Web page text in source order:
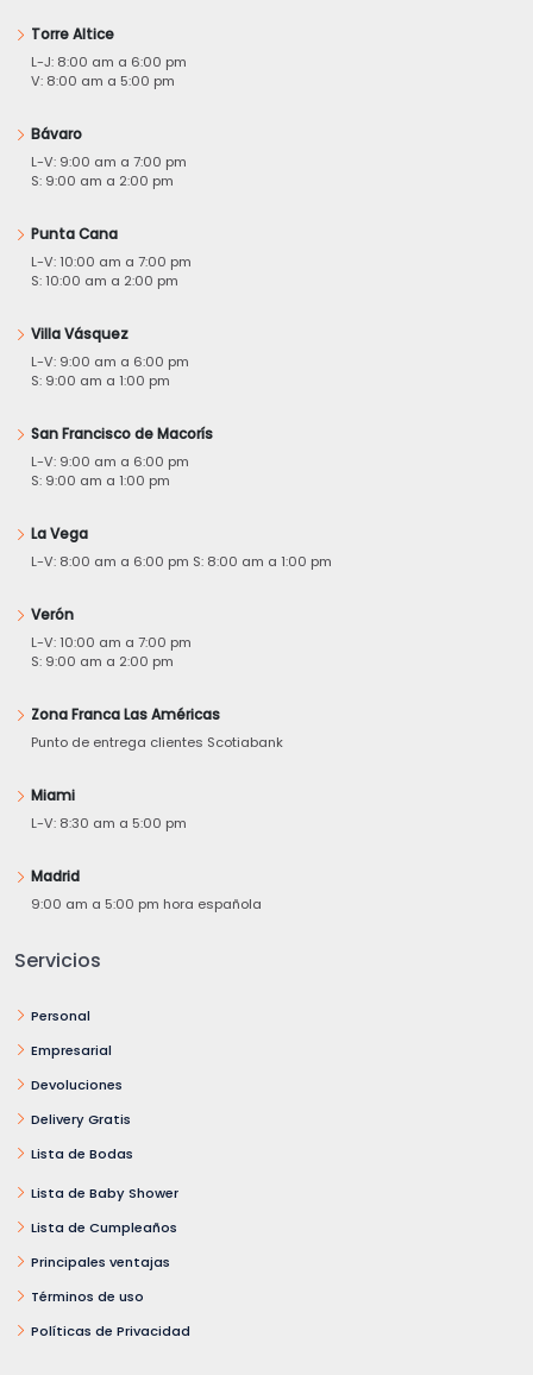
Torre Altice
L-J: 8:00 am a 6:00 pm
V: 8:00 am a 5:00 pm
Bávaro
L-V: 9:00 am a 7:00 pm
S: 9:00 am a 2:00 pm
Punta Cana
L-V: 10:00 am a 7:00 pm
S: 10:00 am a 2:00 pm
Villa Vásquez
L-V: 9:00 am a 6:00 pm
S: 9:00 am a 1:00 pm
San Francisco de Macorís
L-V: 9:00 am a 6:00 pm
S: 9:00 am a 1:00 pm
La Vega
L-V: 8:00 am a 6:00 pm S: 8:00 am a 1:00 pm
Verón
L-V: 10:00 am a 7:00 pm
S: 9:00 am a 2:00 pm
Zona Franca Las Américas
Punto de entrega clientes Scotiabank
Miami
L-V: 8:30 am a 5:00 pm
Madrid
9:00 am a 5:00 pm hora española
Servicios
Personal
Empresarial
Devoluciones
Delivery Gratis
Lista de Bodas
Lista de Baby Shower
Lista de Cumpleaños
Principales ventajas
Términos de uso
Políticas de Privacidad